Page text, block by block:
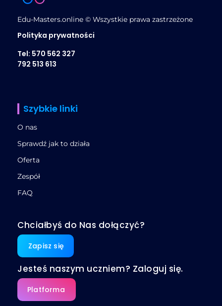
Edu-Masters.online © Wszystkie prawa zastrzeżone
Polityka prywatności
Tel: 570 562 327
792 513 613
Szybkie linki
O nas
Sprawdź jak to działa
Oferta
Zespół
FAQ
Chciałbyś do Nas dołączyć?
Zapisz się
Jesteś naszym uczniem? Zaloguj się.
Platforma